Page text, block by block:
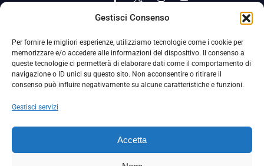
Gestisci Consenso
Per fornire le migliori esperienze, utilizziamo tecnologie come i cookie per
memorizzare e/o accedere alle informazioni del dispositivo. Il consenso a
queste tecnologie ci permetterà di elaborare dati come il comportamento di
navigazione o ID unici su questo sito. Non acconsentire o ritirare il
consenso può influire negativamente su alcune caratteristiche e funzioni.
Gestisci servizi
Accetta
Privacy Policy Cookie Policy
La Società ha nominato il Responsabile della Protezione dei Dati Personali (DPO), figura specializzata che vigila sulle modalità
adottate dalla nostra Società per tutelare i Suoi dati personali.
Per contattare il DPO può scrivere a